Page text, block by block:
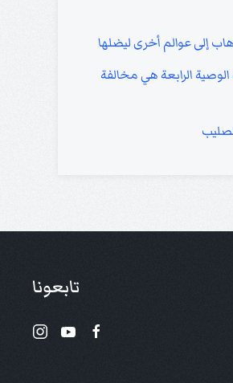
إلى عوالم أخرى ليضلها
الرابعة هي مخالفة
تابعونا